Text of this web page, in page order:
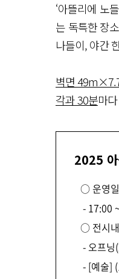
‘아뜰리에 노
는 독특한 장
나들이, 야간
벽면
각과 30분마
2025 아
○ 운영
- 17:00
○ 전시
- 오프닝
- [예술]